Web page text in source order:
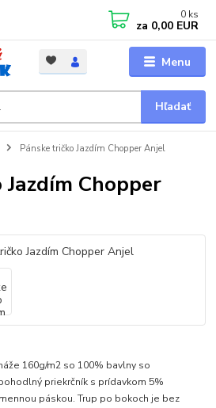
Menu
Hľadať
0 ks
za 0,00 EUR
Pánske tričko Jazdím Chopper Anjel
Chopper
160g/m2 so 100% bavlny so
priekrčník s prídavkom 5%
páskou. Trup po bokoch je bez